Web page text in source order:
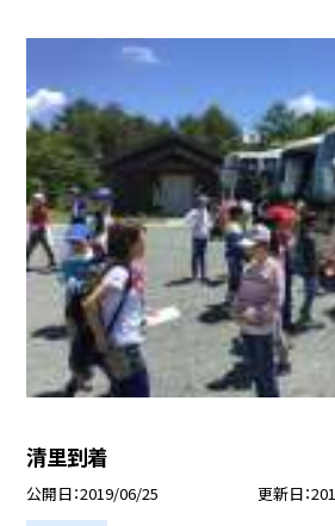
清里到着
公開日 2019/06/25 更新日